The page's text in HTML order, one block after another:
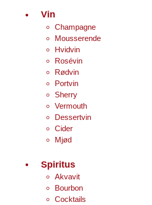
Vin
Champagne
Mousserende
Hvidvin
Rosévin
Rødvin
Portvin
Sherry
Vermouth
Dessertvin
Cider
Mjød
Spiritus
Akvavit
Bourbon
Cocktails